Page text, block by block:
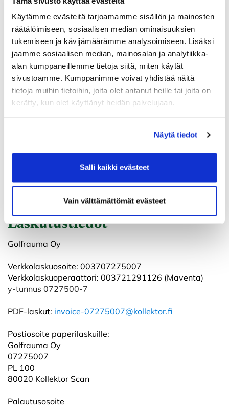
Käytämme evästeitä tarjoamamme sisällön ja mainosten
räätälöimiseen, sosiaalisen median ominaisuuksien
tukemiseen ja kävijämäärämme analysoimiseen. Lisäksi
jaamme sosiaalisen median, mainosalan ja analytiikka-
alan kumppaneillemme tietoja siitä, miten käytät
sivustoamme. Kumppanimme voivat yhdistää näitä
tietoja muihin tietoihin, joita olet antanut heille tai joita on
kerätty, kun olet käyttänyt heidän palvelujaan.
Näytä tiedot
Salli kaikki evästeet
Vain välttämättömät evästeet
Ota yhteyttä:
Laskutustiedot
Golfrauma Oy
Verkkolaskuosoite: 003707275007
Verkkolaskuoperaattori: 003721291126 (Maventa)
y-tunnus 0727500-7
PDF-laskut: invoice-07275007@kollektor.fi
Postiosoite paperilaskuille:
Golfrauma Oy
07275007
PL 100
80020 Kollektor Scan
Palautusosoite